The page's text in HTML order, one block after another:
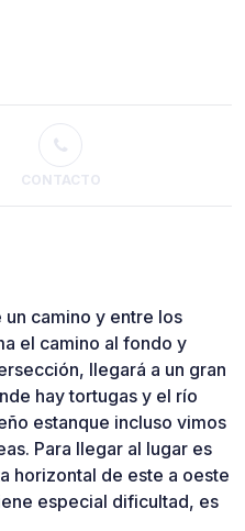
CONTACTO
camino y entre los
el camino al fondo y
llegará a un gran
hay tortugas y el río
estanque incluso vimos
Para llegar al lugar es
horizontal de este a oeste
especial dificultad, es